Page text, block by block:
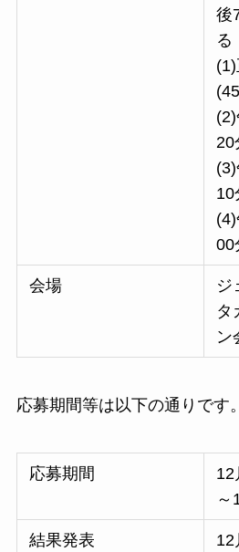
後
る
20
10
00
会場
ジ
タ
ン
応募期間等は以下の通りです。
応募期間
12
～
結果発表
12